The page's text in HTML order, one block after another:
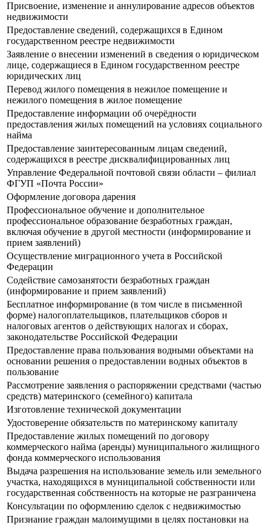
Присвоение, изменение и аннулирование адресов объектов
недвижимости
Предоставление сведений, содержащихся в Едином
государственном реестре недвижимости
Заявление о внесении изменений в сведения о юридическом
лице, содержащиеся в Едином государственном реестре
юридических лиц
Перевод жилого помещения в нежилое помещение и
нежилого помещения в жилое помещение
Предоставление информации об очерёдности
предоставления жилых помещений на условиях социального
найма
Предоставление заинтересованным лицам сведений,
содержащихся в реестре дисквалифицированных лиц
Управление Федеральной почтовой связи области – филиал
ФГУП «Почта России»
Оформление договора дарения
Профессиональное обучение и дополнительное
профессиональное образование безработных граждан,
включая обучение в другой местности (информирование и
прием заявлений)
Осуществление миграционного учета в Российской
Федерации
Содействие самозанятости безработных граждан
(информирование и прием заявлений)
Бесплатное информирование (в том числе в письменной
форме) налогоплательщиков, плательщиков сборов и
налоговых агентов о действующих налогах и сборах,
законодательстве Российской Федерации
Предоставление права пользования водными объектами на
основании решения о предоставлении водных объектов в
пользование
Рассмотрение заявления о распоряжении средствами (частью
средств) материнского (семейного) капитала
Изготовление технической документации
Удостоверение обязательств по материнскому капиталу
Предоставление жилых помещений по договору
коммерческого найма (аренды) муниципального жилищного
фонда коммерческого использования
Выдача разрешения на использование земель или земельного
участка, находящихся в муниципальной собственности или
государственная собственность на которые не разграничена
Консультации по оформлению сделок с недвижимостью
Признание граждан малоимущими в целях постановки на